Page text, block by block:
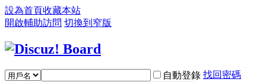
設為首頁收藏本站
開啟輔助訪問 切換到窄版
自動登錄 找回密碼